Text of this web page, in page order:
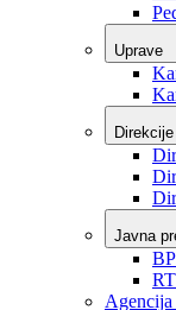
Direkcije
Javna